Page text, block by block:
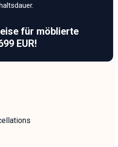
für möblierte
EUR!